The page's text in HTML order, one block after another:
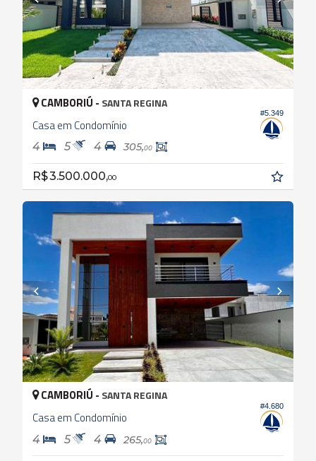
#5.349
CAMBORIÚ - SANTA REGINA
Casa em Condomínio
4 5 4 305,00
R$ 3.500.000,00
#4.680
CAMBORIÚ - SANTA REGINA
Casa em Condomínio
4 5 4 265,00